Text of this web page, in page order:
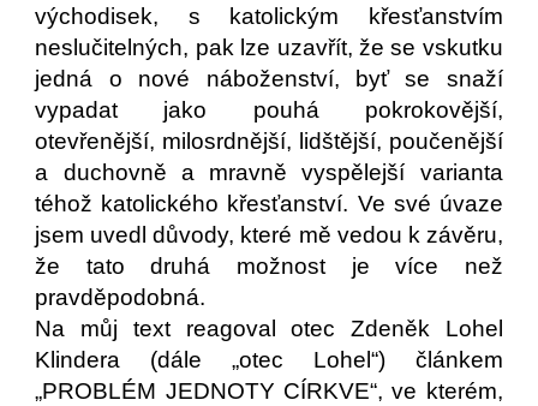
východisek, s katolickým křesťanstvím
neslučitelných, pak lze uzavřít, že se vskutku
jedná o nové náboženství, byť se snaží
vypadat jako pouhá pokrokovější,
otevřenější, milosrdnější, lidštější, poučenější
a duchovně a mravně vyspělejší varianta
téhož katolického křesťanství. Ve své úvaze
jsem uvedl důvody, které mě vedou k závěru,
že tato druhá možnost je více než
pravděpodobná.
Na můj text reagoval otec Zdeněk Lohel
Klindera (dále „otec Lohel“) článkem
„PROBLÉM JEDNOTY CÍRKVE“, ve kterém,